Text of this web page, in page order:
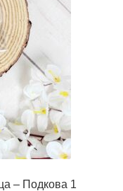
– Подкова 1